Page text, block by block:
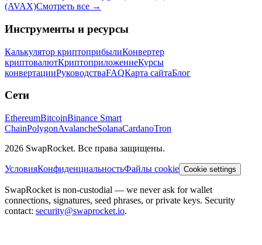
(AVAX)Смотреть все →
Инструменты и ресурсы
Калькулятор криптоприбылиКонвертер
криптовалютКриптоприложениеКурсы
конвертацииРуководстваFAQКарта сайтаБлог
Сети
EthereumBitcoinBinance Smart
ChainPolygonAvalancheSolanaCardanoTron
2026 SwapRocket. Все права защищены.
УсловияКонфиденциальностьФайлы cookie Cookie settings
SwapRocket is non-custodial — we never ask for wallet
connections, signatures, seed phrases, or private keys. Security
contact: security@swaprocket.io.